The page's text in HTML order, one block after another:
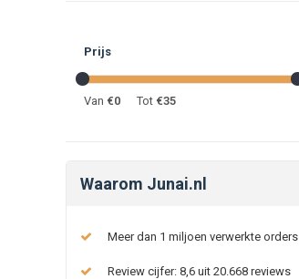
Prijs
Van €0 Tot €35
Waarom Junai.nl
Meer dan 1 miljoen verwerkte orders
Review cijfer: 8,6 uit 20.668 reviews